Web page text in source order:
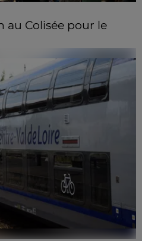
au Colisée pour le